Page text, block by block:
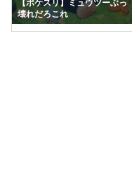
【ポケスリ】ミュウツーぶっ
壊れだろこれ